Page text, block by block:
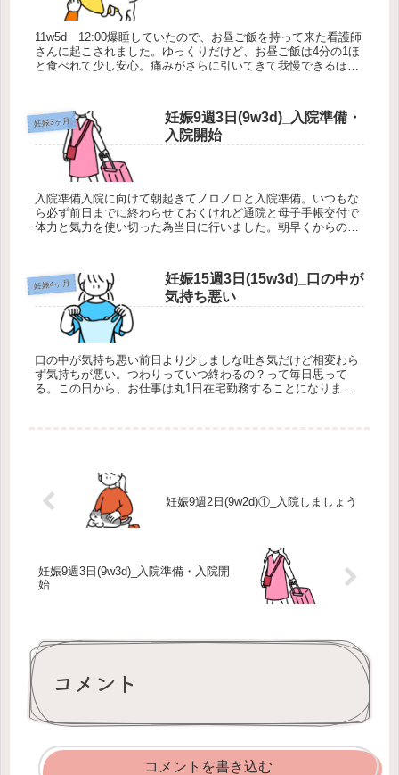
11w5d 12:00爆睡していたので、お昼ご飯を持って来た看護師
さんに起こされました。ゆっくりだけど、お昼ご飯は4分の1ほ
ど食べれて少し安心。痛みがさらに引いてきて我慢できるほど
妊娠3ヶ月
妊娠9週3日(9w3d)_入院準備・
入院開始
入院準備入院に向けて朝起きてノロノロと入院準備。いつもな
ら必ず前日までに終わらせておくけれど通院と母子手帳交付で
体力と気力を使い切った為当日に行いました。朝早くからの入
妊娠4ヶ月
妊娠15週3日(15w3d)_口の中が
気持ち悪い
口の中が気持ち悪い前日より少しましな吐き気だけど相変わら
ず気持ちが悪い。つわりっていつ終わるの？って毎日思って
る。この日から、お仕事は丸1日在宅勤務することになりまし
妊娠9週2日(9w2d)①_入院しましょう
妊娠9週3日(9w3d)_入院準備・入院開
始
コメント
コメントを書き込む